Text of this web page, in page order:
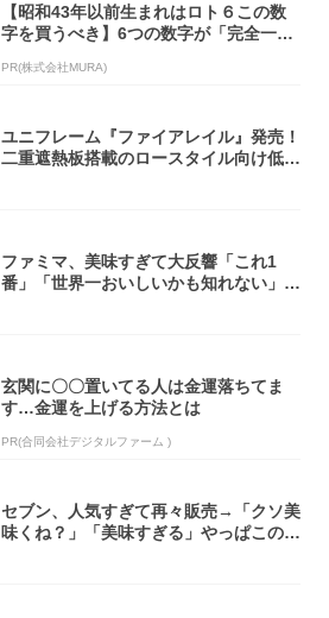
【昭和43年以前生まれはロト６この数
字を買うべき】6つの数字が「完全一
PR(株式会社MURA)
ユニフレーム『ファイアレイル』発売！
二重遮熱板搭載のロースタイル向け低型
ファミマ、美味すぎて大反響「これ1
番」「世界一おいしいかも知れない」
玄関に〇〇置いてる人は金運落ちてま
す…金運を上げる方法とは
PR(合同会社デジタルファーム )
セブン、人気すぎて再々販売→「クソ美
味くね？」「美味すぎる」やっぱこのク